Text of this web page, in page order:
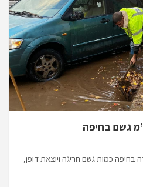
כמות גשם חריגה ויוצאת דופן,